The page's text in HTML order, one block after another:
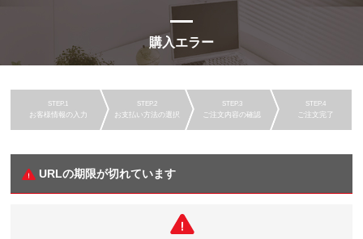
購入エラー
お客様情報の入力 お支払い方法の選択 ご注文内容の確認 ご注文完了
URLの期限が切れています